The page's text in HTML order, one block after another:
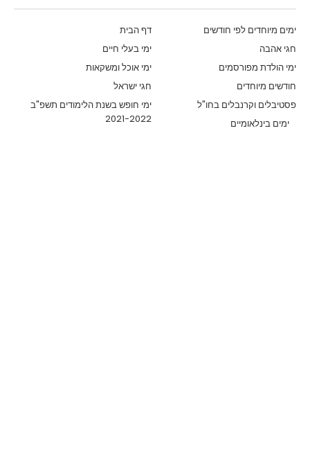
דף הבית
ימים מיוחדים לפי חודשים
ימי בעלי חיים
חגי אהבה
ימי אוכל ומשקאות
ימי הולדת מפורסמים
חגי ישראל
חודשים מיוחדים
ימי חופש בשנת הלימודים תשפ"ב
2021-2022
פסטיבלים וקרנבלים בחו"ל
ימים בינלאומיים